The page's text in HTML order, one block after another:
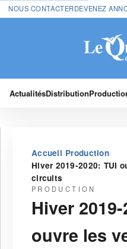
NOUS CONTACTERDEVENEZ
ActualitésDistribution
Accueil›Production›
Hiver 2019-2020: TUI
circuits
PRODUCTION
Hiver
ouvre les